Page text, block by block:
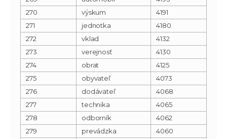
270
výskum
4191
271
jednotka
4180
272
vklad
4132
273
verejnosť
4130
274
obrat
4125
275
obyvateľ
4073
276
dodávateľ
4068
277
technika
4065
278
odborník
4062
279
prevádzka
4060